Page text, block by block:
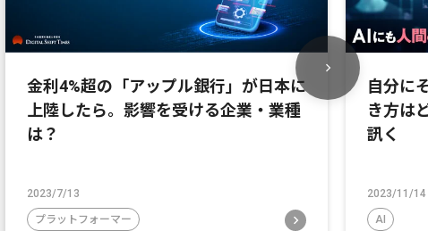
金利4%超の「アップル銀行」が日本に
上陸したら。影響を受ける企業・業種
は？
2023/7/13
プラットフォーマー
自分に
き方は
訊く
2023/11/14
AI